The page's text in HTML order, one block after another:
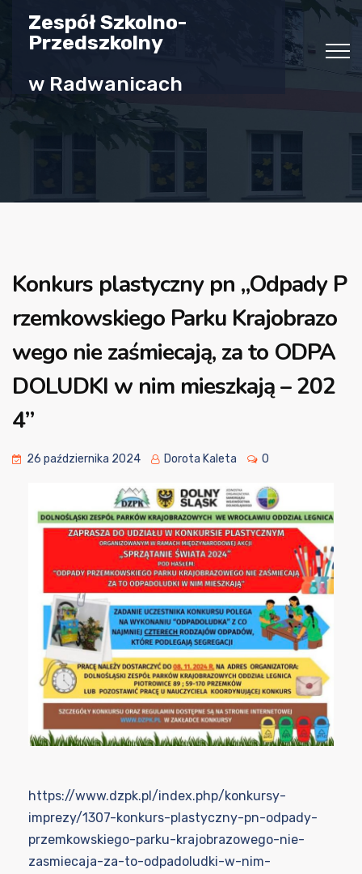
Zespół Szkolno-
Przedszkolny
w Radwanicach
Konkurs plastyczny pn „Odpady P
rzemkowskiego Parku Krajobrazo
wego nie zaśmiecają, za to ODPA
DOLUDKI w nim mieszkają – 202
4”
26 października 2024 Dorota Kaleta 0
https://www.dzpk.pl/index.php/konkursy-
imprezy/1307-konkurs-plastyczny-pn-odpady-
przemkowskiego-parku-krajobrazowego-nie-
zasmiecaja-za-to-odpadoludki-w-nim-